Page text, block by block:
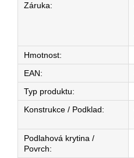
Záruka:
Hmotnost:
EAN:
Typ produktu:
Konstrukce / Podklad:
Podlahová krytina /
Povrch: